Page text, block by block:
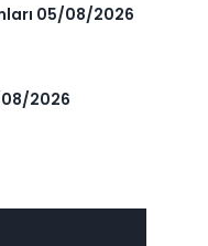
05/08/2026
08/2026